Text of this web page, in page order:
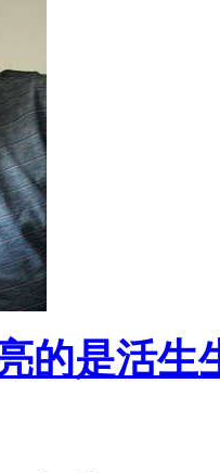
的是活生